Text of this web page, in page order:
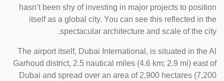
hasn’t been shy of investing in major projects to position
itself as a global city. You can see this reflected in the
spectacular architecture and scale of the city.
The airport itself, Dubai International, is situated in the Al
Garhoud district, 2.5 nautical miles (4.6 km; 2.9 mi) east of
Dubai and spread over an area of 2,900 hectares (7,200